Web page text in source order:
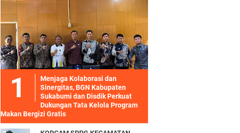
Menjaga Kolaborasi dan
Sinergitas, BGN Kabupaten
Sukabumi dan Disdik Perkuat
Dukungan Tata Kelola Program
Makan Bergizi Gratis